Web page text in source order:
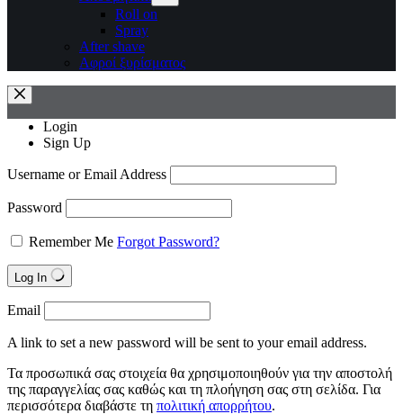
Roll on
Spray
After shave
Αφροί ξυρίσματος
Login
Sign Up
Username or Email Address
Password
Remember Me Forgot Password?
Log In
Email
A link to set a new password will be sent to your email address.
Τα προσωπικά σας στοιχεία θα χρησιμοποιηθούν για την αποστολή
της παραγγελίας σας καθώς και τη πλοήγηση σας στη σελίδα. Για
περισσότερα διαβάστε τη πολιτική απορρήτου.